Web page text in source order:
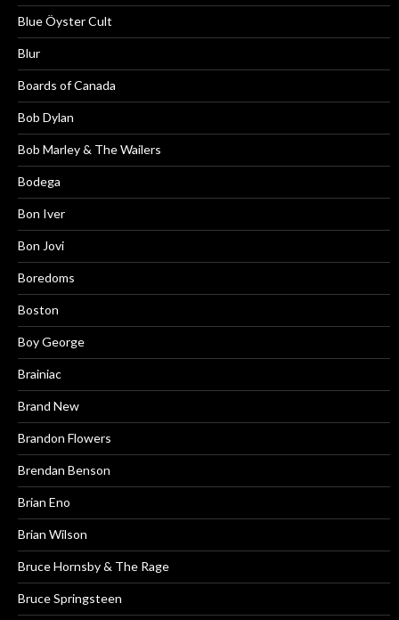
Blue Öyster Cult
Blur
Boards of Canada
Bob Dylan
Bob Marley & The Wailers
Bodega
Bon Iver
Bon Jovi
Boredoms
Boston
Boy George
Brainiac
Brand New
Brandon Flowers
Brendan Benson
Brian Eno
Brian Wilson
Bruce Hornsby & The Rage
Bruce Springsteen